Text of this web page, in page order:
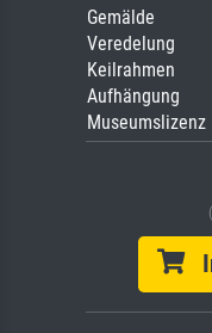
Gemälde
Veredelung
Keilrahmen
Aufhängung
Museumslizenz
In